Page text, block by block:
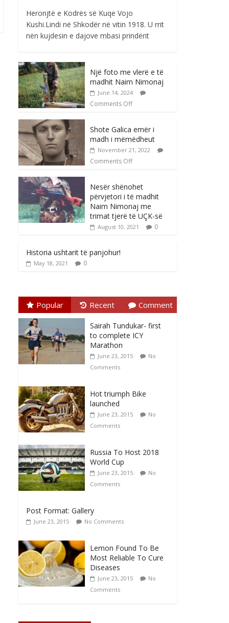
Heronjtë e Kodrës së Kuqe Vojo
Kushi.Lindi në Shkodër në vitin 1918. U rrit
nën kujdesin e dajove mbasi prindërit
Një foto me vlerë e të
madhit Naim Nimonaj
June 14, 2024
Comments Off
Shote Galica emër i
madh i mëmëdheut
November 21, 2022
Comments Off
Nesër shënohet
përvjetori i të madhit
Naim Nimonaj me
trimat tjerë të UÇK-së
August 10, 2021 0
Historia ushtarit të panjohur!
May 18, 2021 0
Popular Recent Comment
Sairah Tundukar- first
to complete ICY
Marathon
June 23, 2015
No
Comments
Hot triumph Bike
launched
June 23, 2015
No
Comments
Russia To Host 2018
World Cup
June 23, 2015
No
Comments
Post Format: Gallery
June 23, 2015 No Comments
Lemon Found To Be
Most Reliable To Cure
Diseases
June 23, 2015
No
Comments